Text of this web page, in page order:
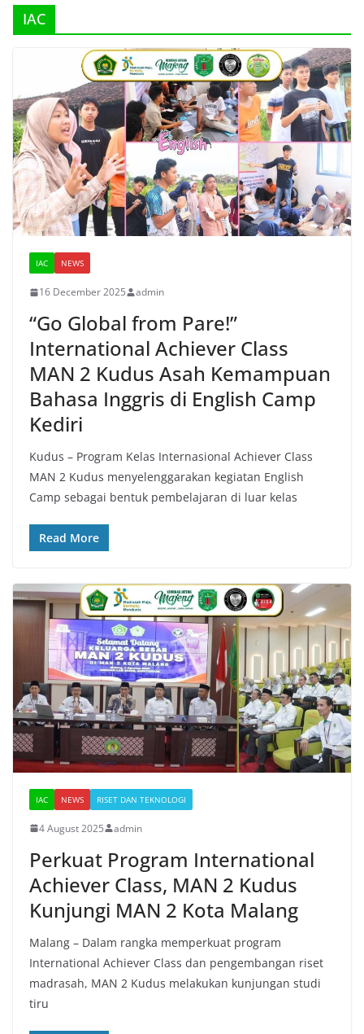
IAC
IAC NEWS
16 December 2025 admin
“Go Global from Pare!”
International Achiever Class
MAN 2 Kudus Asah Kemampuan
Bahasa Inggris di English Camp
Kediri
Kudus – Program Kelas Internasional Achiever Class
MAN 2 Kudus menyelenggarakan kegiatan English
Camp sebagai bentuk pembelajaran di luar kelas
Read More
IAC NEWS RISET DAN TEKNOLOGI
4 August 2025 admin
Perkuat Program International
Achiever Class, MAN 2 Kudus
Kunjungi MAN 2 Kota Malang
Malang – Dalam rangka memperkuat program
International Achiever Class dan pengembangan riset
madrasah, MAN 2 Kudus melakukan kunjungan studi
tiru